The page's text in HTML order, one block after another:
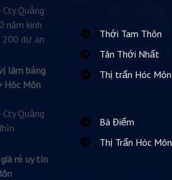
Quảng
năm kinh
200 dự án
làm bảng
Hóc Môn
Quảng
rẻ uy tín
Thới Tam Thôn
Tân Thới Nhất
Thị trấn Hóc Môn
Bà Điểm
Thị Trấn Hóc Môn